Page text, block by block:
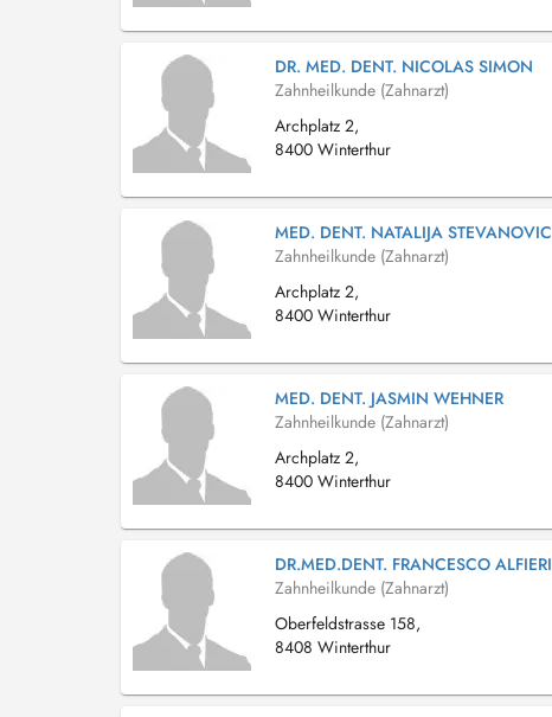
DR. MED. DENT. NICOLAS SIMON
Zahnheilkunde (Zahnarzt)
Archplatz 2,
8400 Winterthur
MED. DENT. NATALIJA STEVANOVIC
Zahnheilkunde (Zahnarzt)
Archplatz 2,
8400 Winterthur
MED. DENT. JASMIN WEHNER
Zahnheilkunde (Zahnarzt)
Archplatz 2,
8400 Winterthur
DR.MED.DENT. FRANCESCO ALFIERI
Zahnheilkunde (Zahnarzt)
Oberfeldstrasse 158,
8408 Winterthur